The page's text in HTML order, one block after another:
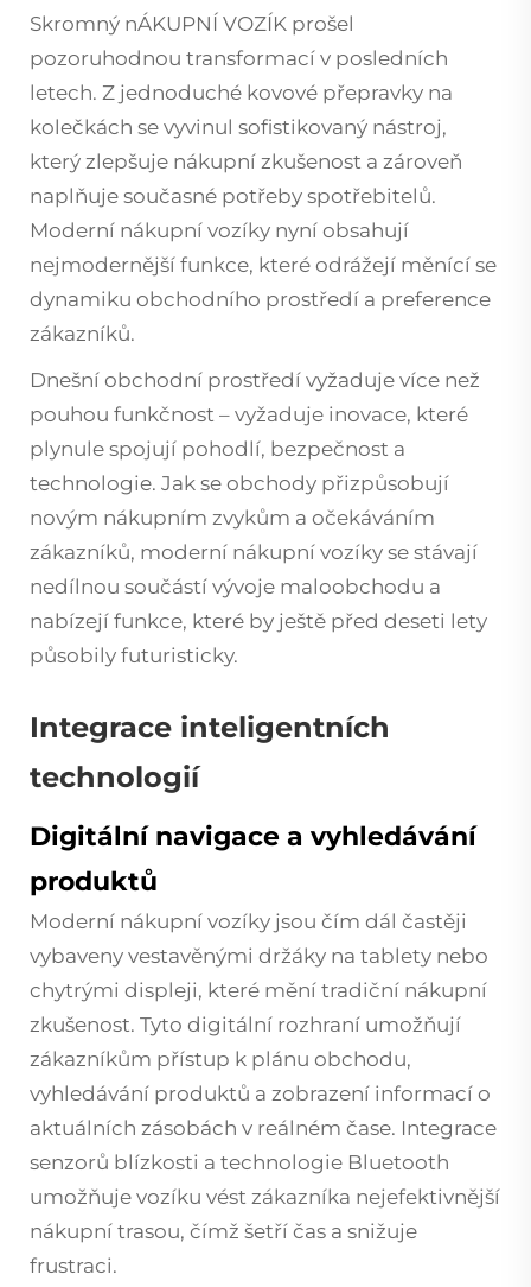
Skromný nÁKUPNÍ VOZÍK prošel
pozoruhodnou transformací v posledních
letech. Z jednoduché kovové přepravky na
kolečkách se vyvinul sofistikovaný nástroj,
který zlepšuje nákupní zkušenost a zároveň
naplňuje současné potřeby spotřebitelů.
Moderní nákupní vozíky nyní obsahují
nejmodernější funkce, které odrážejí měnící se
dynamiku obchodního prostředí a preference
zákazníků.
Dnešní obchodní prostředí vyžaduje více než
pouhou funkčnost – vyžaduje inovace, které
plynule spojují pohodlí, bezpečnost a
technologie. Jak se obchody přizpůsobují
novým nákupním zvykům a očekáváním
zákazníků, moderní nákupní vozíky se stávají
nedílnou součástí vývoje maloobchodu a
nabízejí funkce, které by ještě před deseti lety
působily futuristicky.
Integrace inteligentních
technologií
Digitální navigace a vyhledávání
produktů
Moderní nákupní vozíky jsou čím dál častěji
vybaveny vestavěnými držáky na tablety nebo
chytrými displeji, které mění tradiční nákupní
zkušenost. Tyto digitální rozhraní umožňují
zákazníkům přístup k plánu obchodu,
vyhledávání produktů a zobrazení informací o
aktuálních zásobách v reálném čase. Integrace
senzorů blízkosti a technologie Bluetooth
umožňuje vozíku vést zákazníka nejefektivnější
nákupní trasou, čímž šetří čas a snižuje
frustraci.